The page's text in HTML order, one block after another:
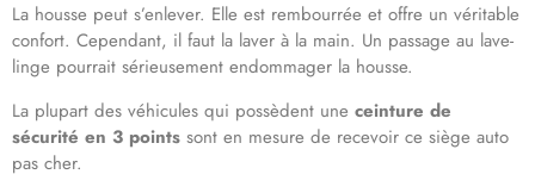
La housse peut s’enlever. Elle est rembourrée et offre un véritable
confort. Cependant, il faut la laver à la main. Un passage au lave-
linge pourrait sérieusement endommager la housse.
La plupart des véhicules qui possèdent une ceinture de
sécurité en 3 points sont en mesure de recevoir ce siège auto
pas cher.